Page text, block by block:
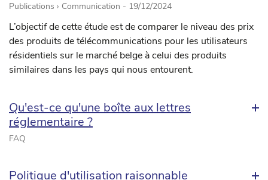
Publications › Communication - 19/12/2024
L’objectif de cette étude est de comparer le niveau des prix
des produits de télécommunications pour les utilisateurs
résidentiels sur le marché belge à celui des produits
similaires dans les pays qui nous entourent.
Qu'est-ce qu'une boîte aux lettres
réglementaire ?
FAQ
Politique d'utilisation raisonnable